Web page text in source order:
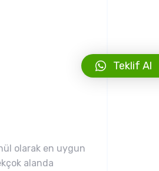
olarak en uygun
alanda
Teklif Al